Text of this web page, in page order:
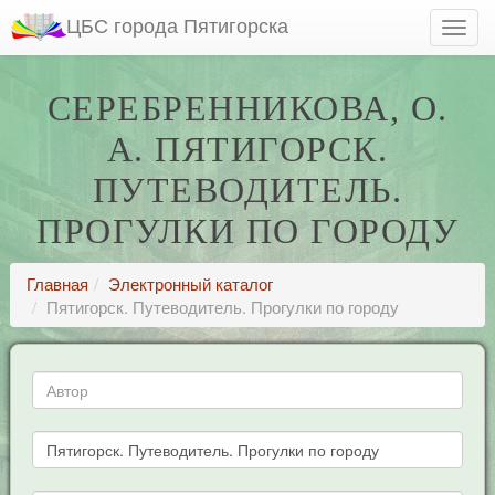
ЦБС города Пятигорска
СЕРЕБРЕННИКОВА, О.
А. ПЯТИГОРСК.
ПУТЕВОДИТЕЛЬ.
ПРОГУЛКИ ПО ГОРОДУ
Главная
Электронный каталог
Пятигорск. Путеводитель. Прогулки по городу